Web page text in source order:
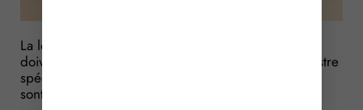
La loi prévoit que les mandats de protection future
doivent être publiés par une inscription sur un registre
spécial. Les modalités de constitution de ce registre
sont à présent disponibles.